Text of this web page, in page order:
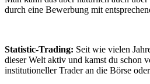
durch eine Bewerbung mit
Statistic-Trading: Seit wie vielen
dieser Welt aktiv und kamst du schon
institutioneller Trader an die Börse